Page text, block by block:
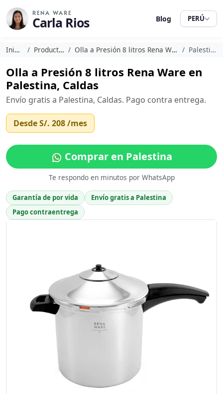
RENA WARE
Carla Rios Blog PERÚ
Inicio Productos Olla a Presión 8 litros Rena Ware Palestina
Olla a Presión 8 litros Rena Ware en
Palestina, Caldas
Envío gratis a Palestina, Caldas. Pago contra entrega.
DesdeS/. 208/mes
Comprar en Palestina
Te respondo en minutos por WhatsApp
Garantía de por vida
Envío gratis a Palestina
Pago contraentrega